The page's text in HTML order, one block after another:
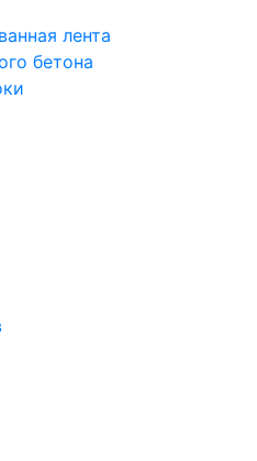
лента
бетона